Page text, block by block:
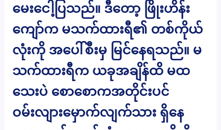
မေးငေါ့ပြသည်။ ဒီတော့ ဖြိုးဟိန်း
ကျော်က မသက်ထားရီ၏ တစ်ကိုယ်
လုံးကို အပေါ်စီးမှ မြင်နေရသည်။ မ
သက်ထားရီက ယခုအချိန်ထိ မထ
သေးပဲ စောစောကအတိုင်းပင်
ဝမ်းလျားမှောက်လျက်သား ရှိနေ